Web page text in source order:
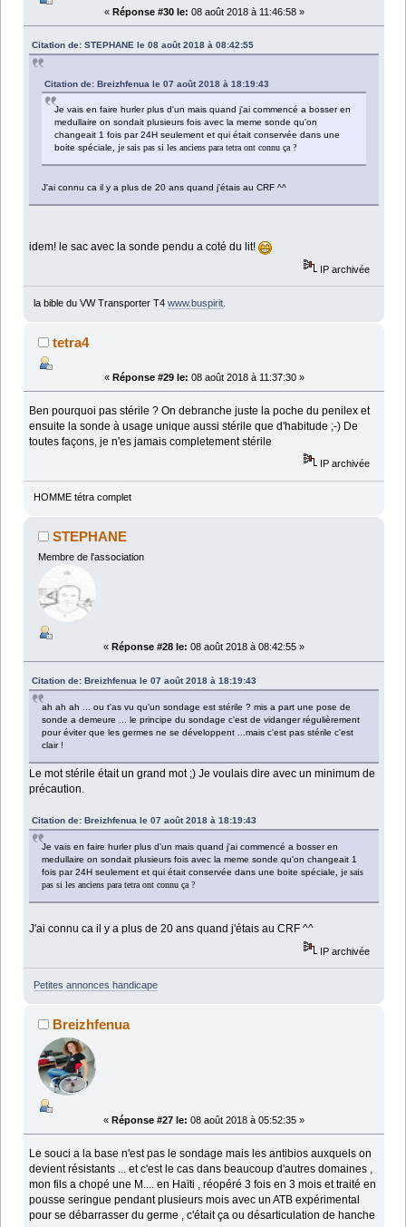
« Réponse #30 le: 08 août 2018 à 11:46:58 »
Citation de: STEPHANE le 08 août 2018 à 08:42:55
Citation de: Breizhfenua le 07 août 2018 à 18:19:43
Je vais en faire hurler plus d'un mais quand j'ai commencé a bosser en
medullaire on sondait plusieurs fois avec la meme sonde qu'on
changeait 1 fois par 24H seulement et qui était conservée dans une
boite spéciale, je sais pas si les anciens para tetra ont connu ça ?
J'ai connu ca il y a plus de 20 ans quand j'étais au CRF ^^
idem! le sac avec la sonde pendu a coté du lit!
IP archivée
la bible du VW Transporter T4 www.buspirit.
tetra4
« Réponse #29 le: 08 août 2018 à 11:37:30 »
Ben pourquoi pas stérile ? On debranche juste la poche du penilex et
ensuite la sonde à usage unique aussi stérile que d'habitude ;-) De
toutes façons, je n'es jamais completement stérile
IP archivée
HOMME tétra complet
STEPHANE
Membre de l'association
« Réponse #28 le: 08 août 2018 à 08:42:55 »
Citation de: Breizhfenua le 07 août 2018 à 18:19:43
ah ah ah ... ou t'as vu qu'un sondage est stérile ? mis a part une pose de
sonde a demeure ... le principe du sondage c'est de vidanger régulièrement
pour éviter que les germes ne se développent ...mais c'est pas stérile c'est
clair !
Le mot stérile était un grand mot ;) Je voulais dire avec un minimum de
précaution.
Citation de: Breizhfenua le 07 août 2018 à 18:19:43
Je vais en faire hurler plus d'un mais quand j'ai commencé a bosser en
medullaire on sondait plusieurs fois avec la meme sonde qu'on changeait 1
fois par 24H seulement et qui était conservée dans une boite spéciale, je sais
pas si les anciens para tetra ont connu ça ?
J'ai connu ca il y a plus de 20 ans quand j'étais au CRF ^^
IP archivée
Petites annonces handicape
Breizhfenua
« Réponse #27 le: 08 août 2018 à 05:52:35 »
Le souci a la base n'est pas le sondage mais les antibios auxquels on
devient résistants ... et c'est le cas dans beaucoup d'autres domaines ,
mon fils a chopé une M.... en Haïti , réopéré 3 fois en 3 mois et traité en
pousse seringue pendant plusieurs mois avec un ATB expérimental
pour se débarrasser du germe , c'était ça ou désarticulation de hanche